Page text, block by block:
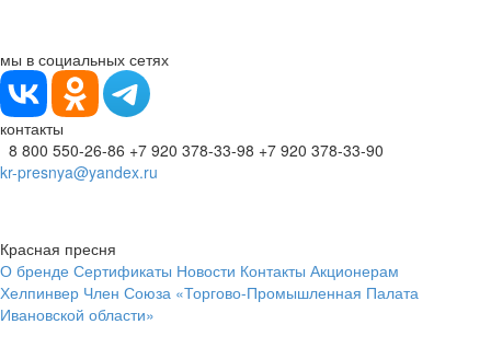
мы в социальных сетях
контакты
8 800 550-26-86 +7 920 378-33-98 +7 920 378-33-90
kr-presnya@yandex.ru
Красная пресня
О бренде Сертификаты Новости Контакты Акционерам
Хелпинвер Член Союза «Торгово-Промышленная Палата
Ивановской области»